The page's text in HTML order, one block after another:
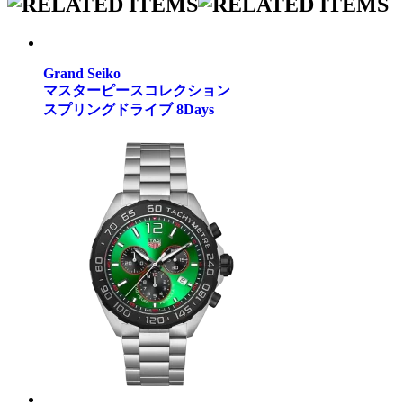
Grand Seiko
マスターピースコレクション
スプリングドライブ 8Days